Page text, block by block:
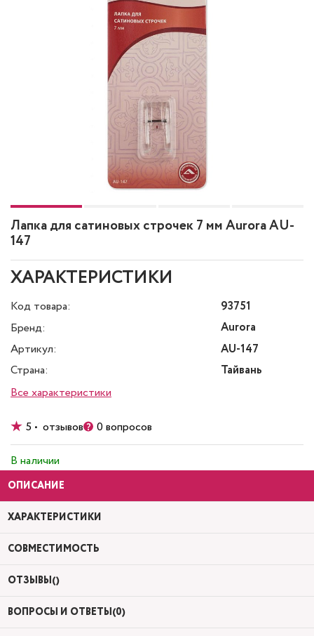
Лапка для сатиновых строчек 7 мм Aurora AU-
147
ХАРАКТЕРИСТИКИ
Код товара:
93751
Бренд:
Aurora
Артикул:
AU-147
Страна:
Тайвань
Все характеристики
5 • отзывов 0 вопросов
В наличии
ОПИСАНИЕ
ХАРАКТЕРИСТИКИ
СОВМЕСТИМОСТЬ
ОТЗЫВЫ()
ВОПРОСЫ И ОТВЕТЫ(0)